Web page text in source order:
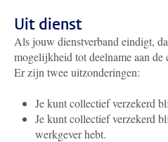
Uit dienst
Als jouw dienstverband eindigt,
mogelijkheid tot deelname aan
Er zijn twee uitzonderingen:
Je kunt collectief verzekerd
Je kunt collectief verzekerd
werkgever hebt.